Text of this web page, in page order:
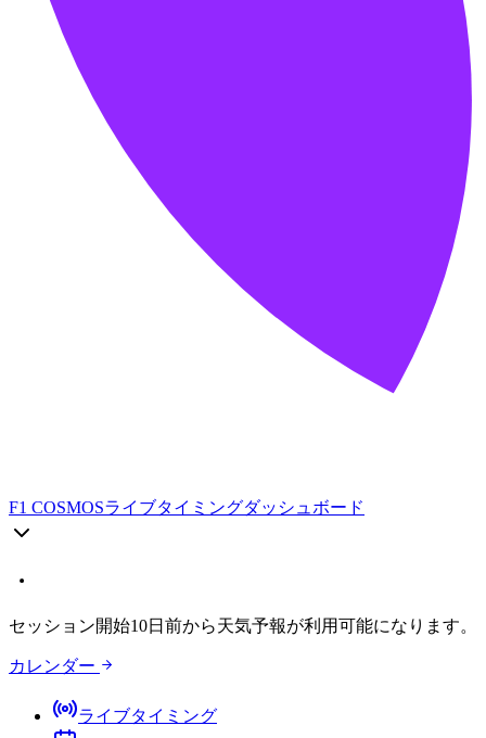
F1 COSMOSライブタイミングダッシュボード
セッション開始10日前から天気予報が利用可能になります。
カレンダー
ライブタイミング